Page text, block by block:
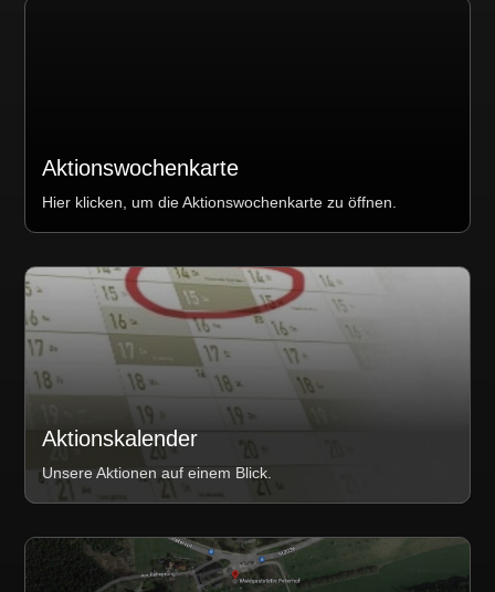
Aktionswochenkarte
Hier klicken, um die Aktionswochenkarte zu öffnen.
Aktionskalender
Unsere Aktionen auf einem Blick.